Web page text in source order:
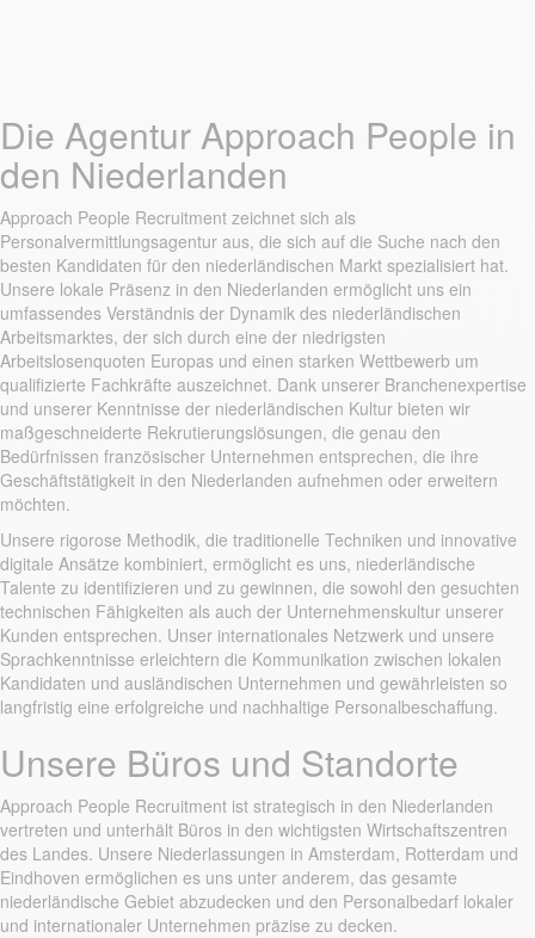
Die Agentur Approach People in
den Niederlanden
Approach People Recruitment zeichnet sich als
Personalvermittlungsagentur aus, die sich auf die Suche nach den
besten Kandidaten für den niederländischen Markt spezialisiert hat.
Unsere lokale Präsenz in den Niederlanden ermöglicht uns ein
umfassendes Verständnis der Dynamik des niederländischen
Arbeitsmarktes, der sich durch eine der niedrigsten
Arbeitslosenquoten Europas und einen starken Wettbewerb um
qualifizierte Fachkräfte auszeichnet. Dank unserer Branchenexpertise
und unserer Kenntnisse der niederländischen Kultur bieten wir
maßgeschneiderte Rekrutierungslösungen, die genau den
Bedürfnissen französischer Unternehmen entsprechen, die ihre
Geschäftstätigkeit in den Niederlanden aufnehmen oder erweitern
möchten.
Unsere rigorose Methodik, die traditionelle Techniken und innovative
digitale Ansätze kombiniert, ermöglicht es uns, niederländische
Talente zu identifizieren und zu gewinnen, die sowohl den gesuchten
technischen Fähigkeiten als auch der Unternehmenskultur unserer
Kunden entsprechen. Unser internationales Netzwerk und unsere
Sprachkenntnisse erleichtern die Kommunikation zwischen lokalen
Kandidaten und ausländischen Unternehmen und gewährleisten so
langfristig eine erfolgreiche und nachhaltige Personalbeschaffung.
Unsere Büros und Standorte
Approach People Recruitment ist strategisch in den Niederlanden
vertreten und unterhält Büros in den wichtigsten Wirtschaftszentren
des Landes. Unsere Niederlassungen in Amsterdam, Rotterdam und
Eindhoven ermöglichen es uns unter anderem, das gesamte
niederländische Gebiet abzudecken und den Personalbedarf lokaler
und internationaler Unternehmen präzise zu decken.